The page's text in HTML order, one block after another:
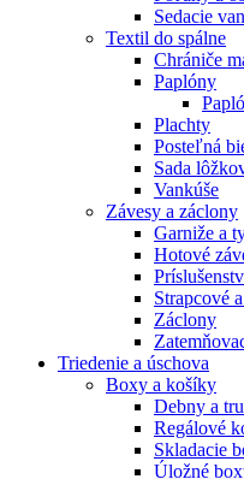
Sedacie
Textil do spálne
Chrániče
Paplóny
Plachty
Posteľná
Sada
Vankúše
Závesy a záclony
Garniže a
Hotové
Strapcové
Záclony
Triedenie a úschova
Boxy a košíky
Debny a
Regálové
Skladacie
Úložné